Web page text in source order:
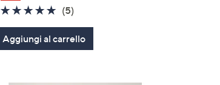
4.6
5
Stars
(5)
Aggiungi al carrello